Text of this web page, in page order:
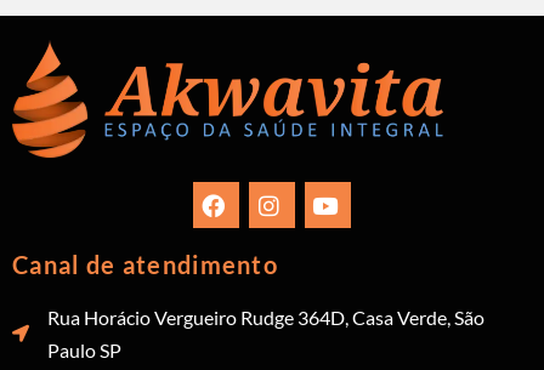
Canal de atendimento
Rua Horácio Vergueiro Rudge 364D, Casa Verde, São
Paulo SP